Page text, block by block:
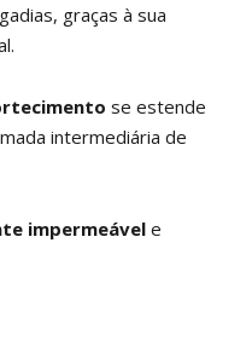
graças à sua
se estende
intermediária de
impermeávele